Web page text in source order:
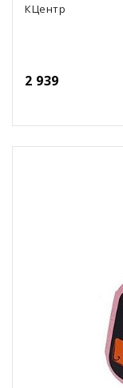
КЦентр
2 939